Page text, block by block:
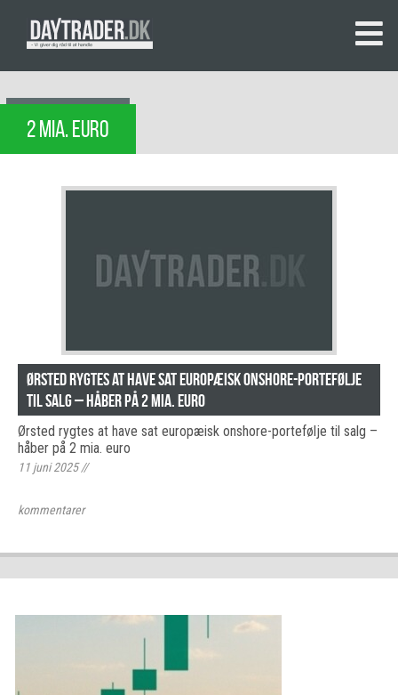
2 MIA. EURO
Ørsted rygtes at have sat europæisk onshore-portefølje
til salg – håber på 2 mia. euro
Ørsted rygtes at have sat europæisk onshore-portefølje til salg –
håber på 2 mia. euro
11 juni 2025//
kommentarer